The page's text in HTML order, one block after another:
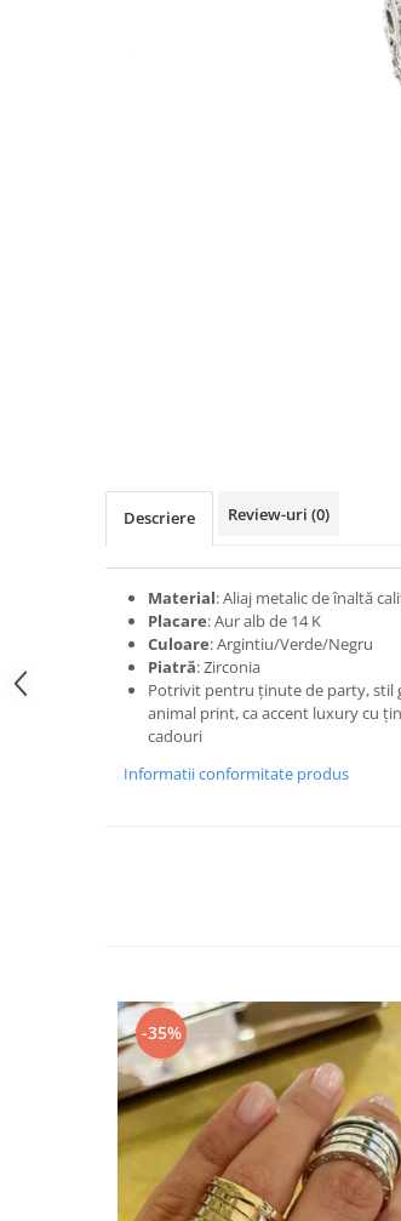
Descriere Review-uri (0)
Material: Aliaj metalic de înaltă
Placare: Aur alb de 14 K
Culoare: Argintiu/Verde/Negru
Piatră: Zirconia
Potrivit pentru ținute de party, stil
animal print, ca accent luxury cu
cadouri
Informatii conformitate produs
-35%